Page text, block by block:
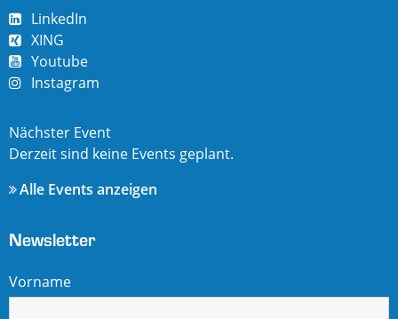
LinkedIn
XING
Youtube
Instagram
Nächster Event
Derzeit sind keine Events geplant.
Alle Events anzeigen
Newsletter
Vorname